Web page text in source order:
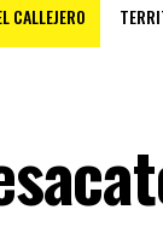
CALLEJERO